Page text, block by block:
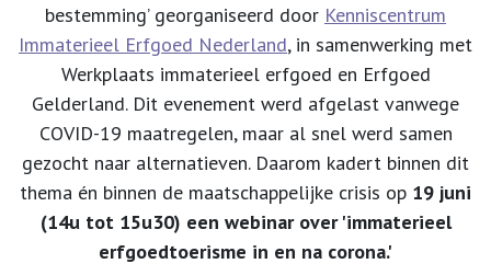
bestemming’ georganiseerd door Kenniscentrum
Immaterieel Erfgoed Nederland, in samenwerking met
Werkplaats immaterieel erfgoed en Erfgoed
Gelderland. Dit evenement werd afgelast vanwege
COVID-19 maatregelen, maar al snel werd samen
gezocht naar alternatieven. Daarom kadert binnen dit
thema én binnen de maatschappelijke crisis op 19 juni
(14u tot 15u30) een webinar over 'immaterieel
erfgoedtoerisme in en na corona.'